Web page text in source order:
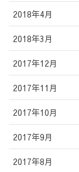
2018年4月
2018年3月
2017年12月
2017年11月
2017年10月
2017年9月
2017年8月